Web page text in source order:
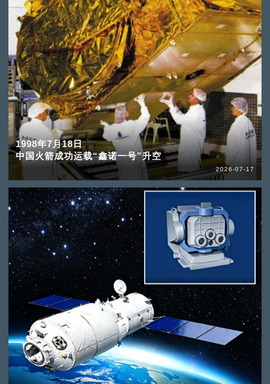
1998年7月18日
中国火箭成功运载“鑫诺一号”升空
2026-07-17